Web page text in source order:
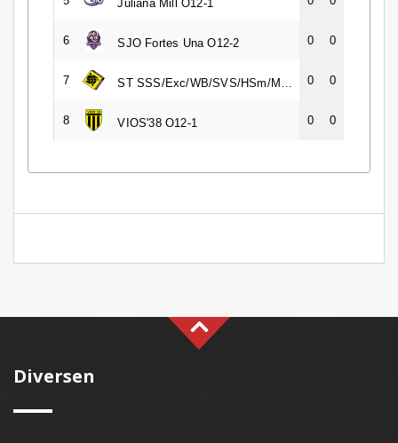
Juliana Mill O12-1
6 SJO Fortes Una O12-2 0 0
7 ST SSS/Exc/WB/SVS/HSm/Mer O12-1JM 0 0
8 VIOS'38 O12-1 0 0
Diversen